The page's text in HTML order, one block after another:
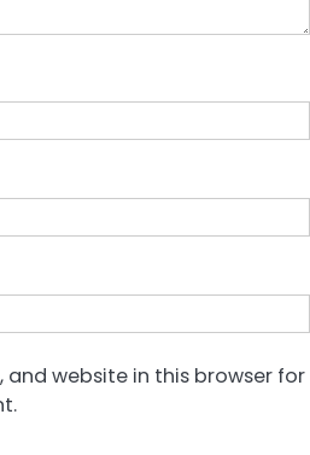
and website in this browser for